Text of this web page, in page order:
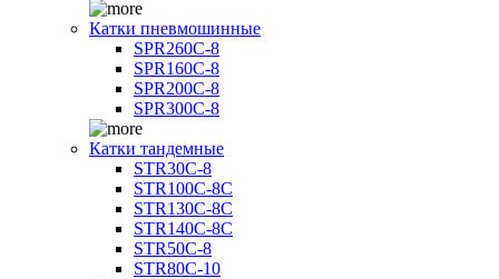
Катки пневмошинные
SPR260C-8
SPR160C-8
SPR200C-8
SPR300C-8
Катки тандемные
STR30C-8
STR100C-8С
STR130C-8С
STR140C-8С
STR50C-8
STR80C-10